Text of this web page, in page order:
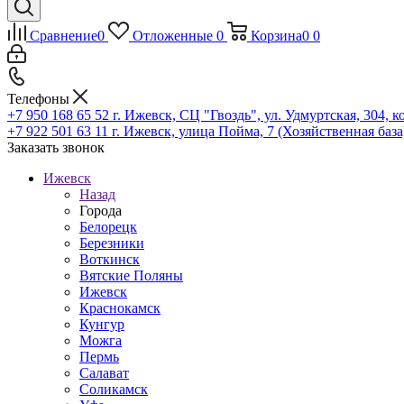
Сравнение0 Отложенные 0 Корзина0 0
Телефоны
+7 950 168 65 52 г. Ижевск, СЦ "Гвоздь", ул. Удмуртская, 304,
+7 922 501 63 11 г. Ижевск, улица Пойма, 7 (Хозяйственная
Заказать звонок
Ижевск
Назад
Города
Белорецк
Березники
Воткинск
Вятские Поляны
Ижевск
Краснокамск
Кунгур
Можга
Пермь
Салават
Соликамск